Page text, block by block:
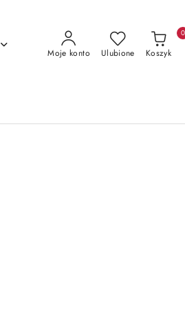
Moje konto Ulubione Koszyk
0